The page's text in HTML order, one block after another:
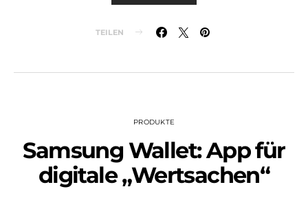
TEILEN
PRODUKTE
Samsung Wallet: App für
digitale „Wertsachen“